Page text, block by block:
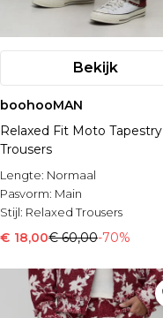
Bekijk
boohooMAN
Relaxed Fit Moto Tapestry
Trousers
Lengte: Normaal
Pasvorm: Main
Stijl: Relaxed Trousers
€ 18,00€ 60,00-70%